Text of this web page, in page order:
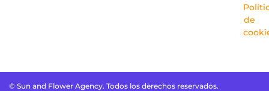
de
© Sun and Flower Agency. Todos los derechos reservados.